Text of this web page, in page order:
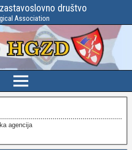
društvo
Association
agencija